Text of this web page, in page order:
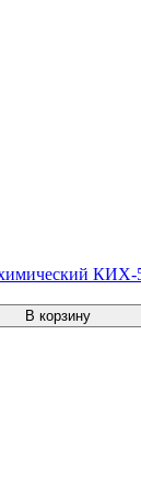
КИХ-
В корзину